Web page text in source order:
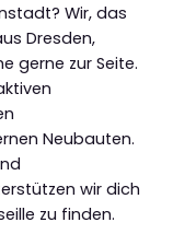
Wir, das
Dresden,
gerne zur Seite.
Neubauten.
wir dich
zu finden.